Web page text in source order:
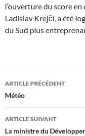
l’ouverture du score
Ladislav Krejčí, a été
du Sud plus
Navigation
des
articles
ARTICLE PRÉCÉDENT
Météo
ARTICLE SUIVANT
La ministre du